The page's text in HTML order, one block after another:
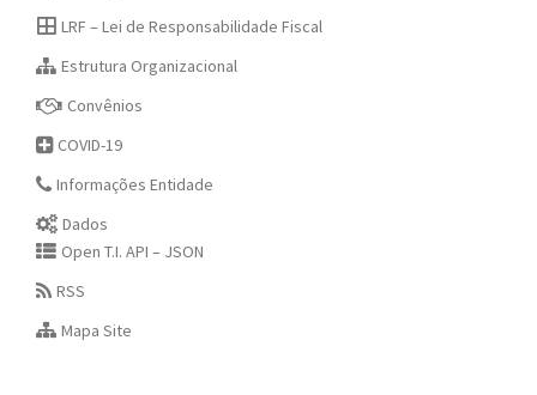
LRF – Lei de Responsabilidade Fiscal
Estrutura Organizacional
Convênios
COVID-19
Informações Entidade
Dados
Open T.I. API – JSON
RSS
Mapa Site